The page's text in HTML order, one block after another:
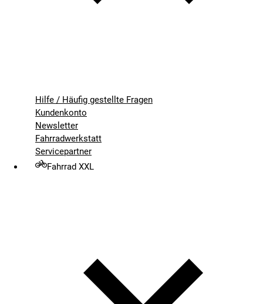
Hilfe / Häufig gestellte Fragen
Kundenkonto
Newsletter
Fahrradwerkstatt
Servicepartner
Fahrrad XXL